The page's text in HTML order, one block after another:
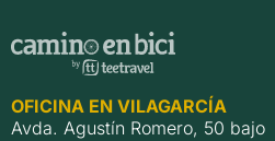
OFICINA EN VILAGARCÍA
Avda. Agustín Romero, 50 bajo